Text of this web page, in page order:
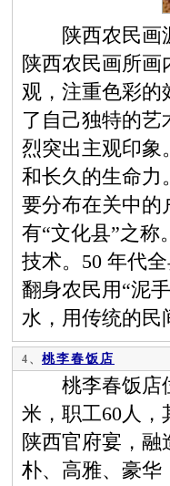
陕西农民画
陕西农民画所
观，注重色彩的
了自己独特的
烈突出主观印象
和长久的生命力
要分布在关中
有“文化县”之
技术。50 年代
翻身农民用“泥
水，用传统的
4、 桃李春饭店
桃李春饭店位
米，职工60人
陕西官府宴，
朴、高雅、豪华